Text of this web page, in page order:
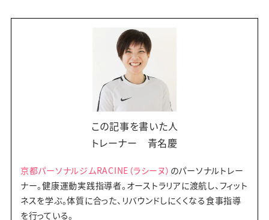
この記事を書いた人
トレーナー 青名慶
京都パーソナルジムRACINE（ラシーヌ） のパーソナルトレー
ナー。健康運動実践指導者。オーストラリアに渡航し、フィット
ネスを学ぶ。体質に合った、リバウンドしにくくなる食事指導
を行っている。